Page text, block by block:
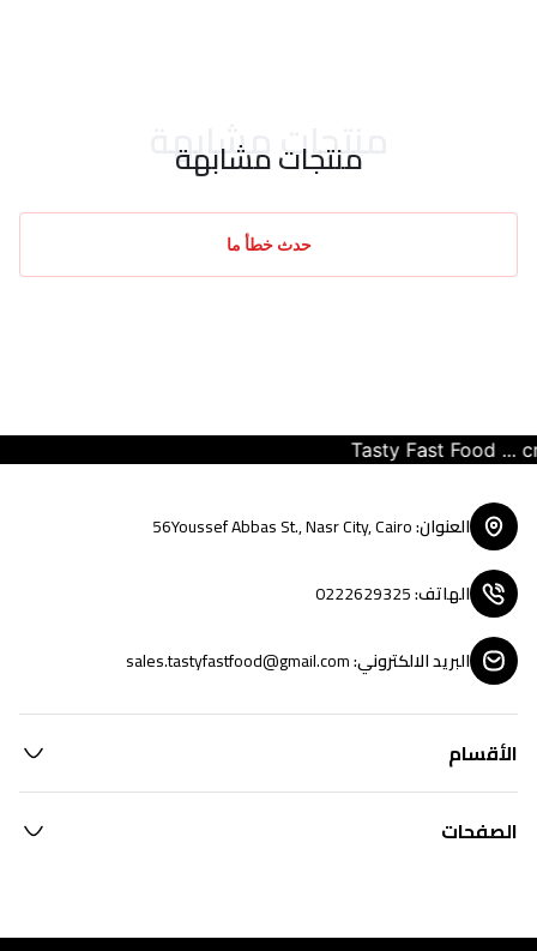
منتجات مشابهة
منتجات مشابهة
حدث خطأ ما
Tasty Fast Food ...
العنوان:
56Youssef Abbas St., Nasr City, Cairo
الهاتف:
0222629325
البريد الالكتروني:
sales.tastyfastfood@gmail.com
الأقسام
الصفحات